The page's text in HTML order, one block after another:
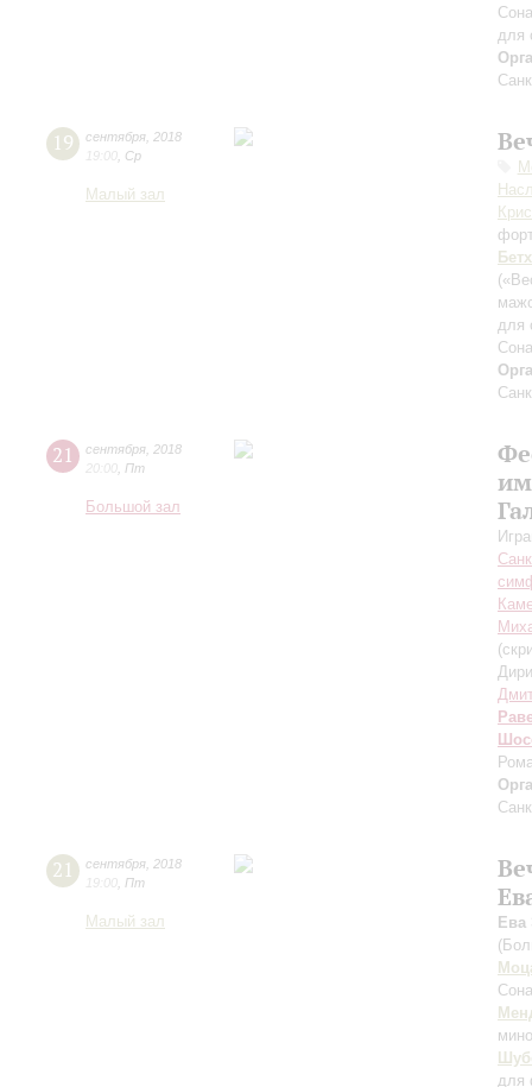
для
19 сентября 2018
19:00 Ср
Малый зал
для
21 сентября 2018
20:00 Пт
Большой зал
21 сентября 2018
19:00 Пт
Малый зал
Ева
для